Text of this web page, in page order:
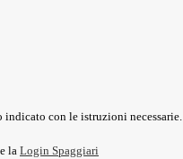
con le istruzioni necessarie.
la Login Spaggiari